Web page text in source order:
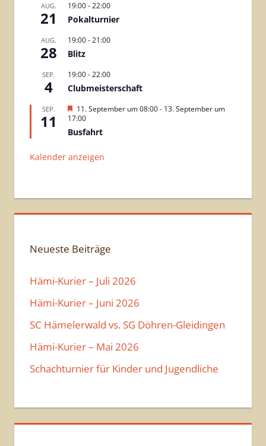
AUG.
21
19:00-22:00
Pokalturnier
AUG.
28
19:00-21:00
Blitz
SEP.
4
19:00-22:00
Clubmeisterschaft
SEP.
11
H
e
v
r
e
11. September um 08:00- 13. September um
17:00
Busfahrt
Kalender anzeigen
Neueste Beiträge
Hämi-Kurier – Juli 2026
Hämi-Kurier – Juni 2026
SC Hämelerwald vs. SG Döhren-Gleidingen
Hämi-Kurier – Mai 2026
Schachturnier für Kinder und Jugendliche